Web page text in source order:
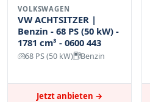
VOLKSWAGEN
VW ACHTSITZER |
Benzin - 68 PS (50 kW) -
1781 cm³ - 0600 443
68 PS (50 kW) Benzin
Jetzt anbieten →